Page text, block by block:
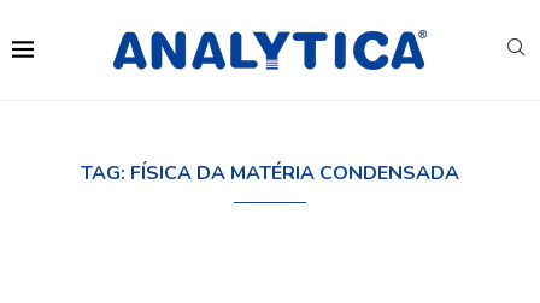
TAG: FÍSICA DA MATÉRIA CONDENSADA